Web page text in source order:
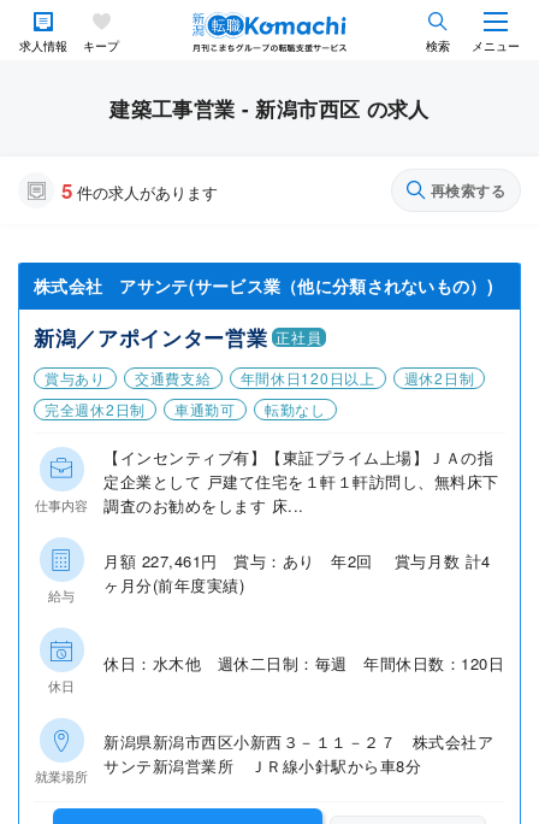
求人情報 キープ 検索 メニュー
建築工事営業 - 新潟市西区 の求人
5 件の求人があります 再検索する
株式会社 アサンテ(サービス業（他に分類されないもの）)
新潟／アポインター営業 正社員
賞与あり
交通費支給 年間休日120日以上
週休2日制
完全週休2日制
車通勤可 転勤なし
仕事内容
【インセンティブ有】【東証プライム上場】ＪＡの指
定企業として 戸建て住宅を１軒１軒訪問し、無料床下
調査のお勧めをします 床...
給与
月額 227,461円 賞与：あり 年2回 賞与月数 計4
ヶ月分(前年度実績)
休日
休日：水木他 週休二日制：毎週 年間休日数：120日
就業場所
新潟県新潟市西区小新西３－１１－２７ 株式会社ア
サンテ新潟営業所 ＪＲ線小針駅から車8分